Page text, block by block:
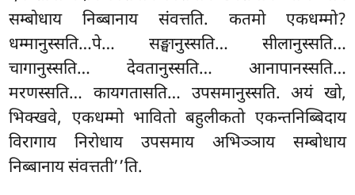
सम्बोधाय निब्बानाय संवत्तति. कतमो एकधम्मो?
धम्मानुस्सति…पे… सङ्घानुस्सति… सीलानुस्सति…
चागानुस्सति… देवतानुस्सति… आनापानस्सति…
मरणस्सति… कायगतासति… उपसमानुस्सति. अयं खो,
भिक्खवे, एकधम्मो भावितो बहुलीकतो एकन्तनिब्बिदाय
विरागाय निरोधाय उपसमाय अभिञ्ञाय सम्बोधाय
निब्बानाय संवत्तती’’ति.